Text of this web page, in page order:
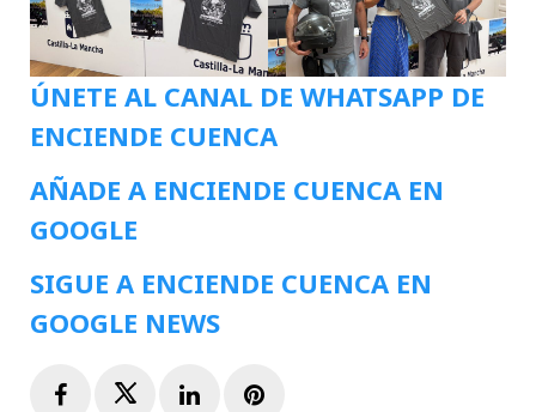
ÚNETE AL CANAL DE WHATSAPP DE
ENCIENDE CUENCA
AÑADE A ENCIENDE CUENCA EN
GOOGLE
SIGUE A ENCIENDE CUENCA EN
GOOGLE NEWS
FacebookTwitterLinkedInPinterest